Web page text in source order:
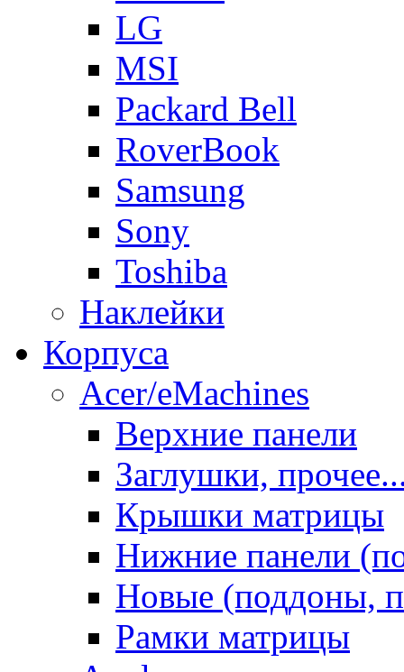
LG
MSI
Packard Bell
RoverBook
Samsung
Sony
Toshiba
Наклейки
Корпуса
Acer/eMachines
Верхние панели
Заглушки,
Крышки матрицы
Нижние панели
Новые (поддоны,
Рамки матрицы